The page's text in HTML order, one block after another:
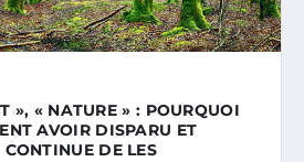
», « NATURE » : POURQUOI
AVOIR DISPARU ET
DE LES